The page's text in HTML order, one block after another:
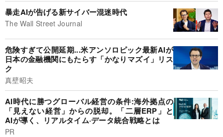
暴走AIが告げる新サイバー混迷時代
The Wall Street Journal
危険すぎて公開延期...米アンソロピック最新AIが
日本の金融機関にもたらす「かなりマズイ」リス
ク
真壁昭夫
AI時代に勝つグローバル経営の条件:海外拠点の
「見えない経営」からの脱却。「二層ERP」と
AIが導く、リアルタイム·データ統合戦略とは
PR